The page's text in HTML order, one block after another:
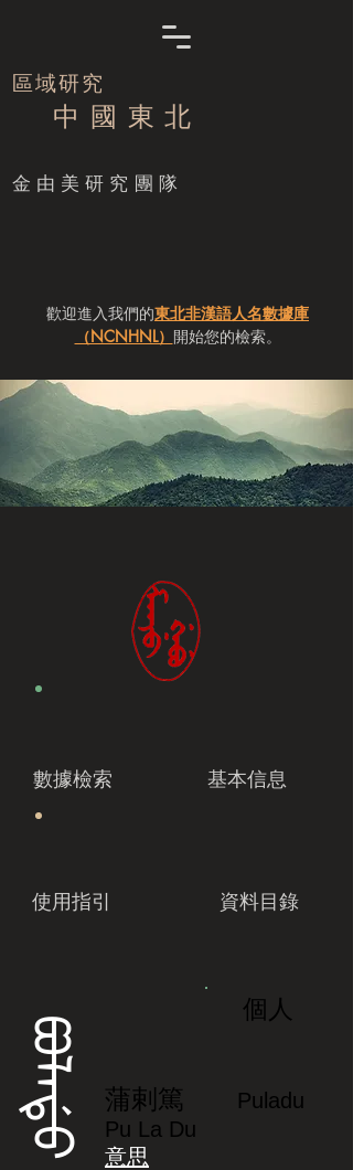
區域研究
中 國 東 北
​金由美研究團隊
歡迎進入我們的東北非漢語人名數據庫
（NCNHNL） 開始您的檢索。
數據檢索 基本信息
使用指引 資料目錄
ᡦᠣᠯᠠᡩᠣ
個人
蒲剌篤
Puladu
Pu La Du
意思